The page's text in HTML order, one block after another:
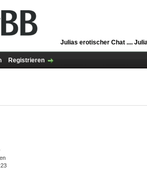
Julias erotischer Chat ....
Registrieren